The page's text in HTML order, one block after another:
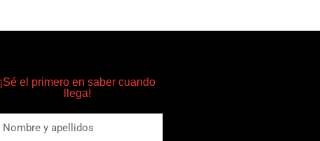
¡Sé el primero en saber cuando
llega!